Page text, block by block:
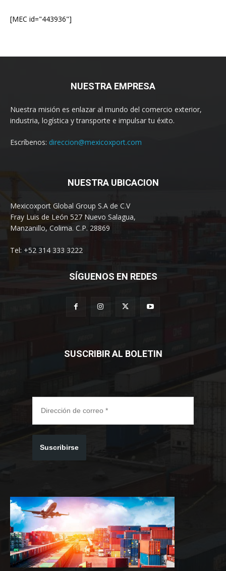
[MEC id="443936"]
NUESTRA EMPRESA
Nuestra misión es enlazar al mundo del comercio exterior,
industria, logística y transporte e impulsar tu éxito.
Escríbenos: direccion@mexicoxport.com
NUESTRA UBICACION
Mexicoxport Global Group S.A de C.V
Fray Luis de León 527 Nuevo Salagua,
Manzanillo, Colima. C.P. 28869
Tel: +52 314 333 3222
SÍGUENOS EN REDES
SUSCRIBIR AL BOLETIN
Suscribirse